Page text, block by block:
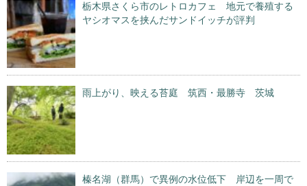
栃木県さくら市のレトロカフェ 地元で養殖する
ヤシオマスを挟んだサンドイッチが評判
雨上がり、映える苔庭 筑西・最勝寺 茨城
榛名湖（群馬）で異例の水位低下 岸辺を一周で